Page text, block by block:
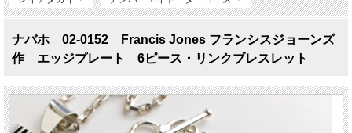
ナバホ 02-0152 Francis Jones フランシスジョーンズ
作 エッジプレート 6ピース・リンクブレスレット